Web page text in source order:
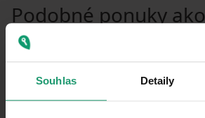
Souhlas Detaily
Podobné ponuky
nehnuteľnosť